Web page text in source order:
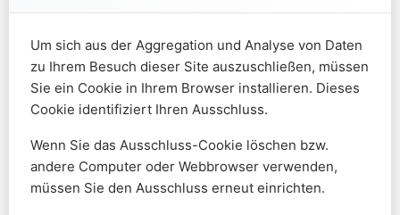
Um sich aus der Aggregation und Analyse von Daten
zu Ihrem Besuch dieser Site auszuschließen, müssen
Sie ein Cookie in Ihrem Browser installieren. Dieses
Cookie identifiziert Ihren Ausschluss.
Wenn Sie das Ausschluss-Cookie löschen bzw.
andere Computer oder Webbrowser verwenden,
müssen Sie den Ausschluss erneut einrichten.